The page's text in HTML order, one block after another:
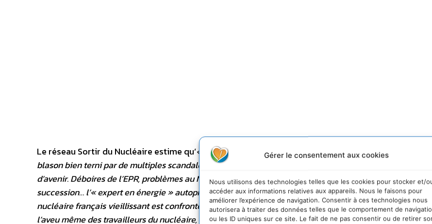
Gérer le consentement aux cookies
Nous utilisons des technologies telles que les cookies pour stocker et/
accéder aux informations relatives aux appareils. Nous le faisons pour
améliorer l’expérience de navigation. Consentir à ces technologies nous
autorisera à traiter des données telles que le comportement de
ou les ID uniques sur ce site. Le fait de ne pas consentir ou de retirer
Le réseau Sortir du Nucléaire estime qu’« avec ce coûteux trompe-l’œil, Areva compte avant tout
blason bien terni par de multiples scandales et déconfitures, et à s’inscrire dans une Histoire faute de
d’avenir. Déboires de l’EPR, problèmes au Niger, conflits avec les autres acteurs du nucléaire, guerres de
succession… l’« expert en énergie » autoproclamé est en déroute, comme l’ensemble de la filière. Le parc
nucléaire français vieillissant est confronté aux coûts faramineux de sa prolongation et du
l’aveu même des travailleurs du nucléaire, la sûreté n’est plus assurée, et il n’existe toujours aucune